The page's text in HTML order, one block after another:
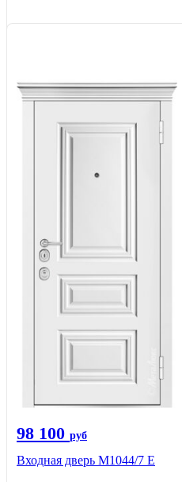
98 100 руб
Входная дверь М1044/7 Е